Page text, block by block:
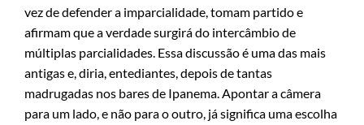
vez de defender a imparcialidade, tomam partido e
afirmam que a verdade surgirá do intercâmbio de
múltiplas parcialidades. Essa discussão é uma das mais
antigas e, diria, entediantes, depois de tantas
madrugadas nos bares de Ipanema. Apontar a câmera
para um lado, e não para o outro, já significa uma escolha